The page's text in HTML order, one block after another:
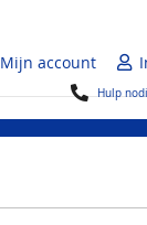
Mijn account
Hulp